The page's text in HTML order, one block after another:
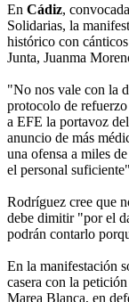
En Cádiz,
Solidarias, la
histórico con
Junta, Juanma
"No nos vale con la
protocolo de
a EFE la portavoz
anuncio de más
una ofensa a miles
el personal
Rodríguez cree que
debe dimitir "por el
podrán contarlo
En la manifestación
casera con la
Marea Blanca, en